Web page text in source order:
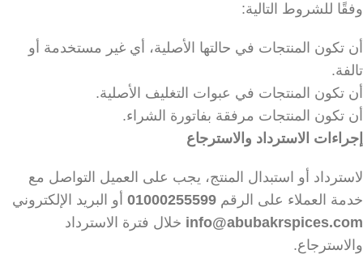
وفقًا للشروط التالية:
أن تكون المنتجات في حالتها الأصلية، أي غير مستخدمة أو
تالفة.
أن تكون المنتجات في عبوات التغليف الأصلية.
أن تكون المنتجات مرفقة بفاتورة الشراء.
إجراءات الاسترداد والاسترجاع
لاسترداد أو استبدال المنتج، يجب على العميل التواصل مع
خدمة العملاء على الرقم 01000255599 أو البريد الإلكتروني
info@abubakrspices.com خلال فترة الاسترداد
والاسترجاع.